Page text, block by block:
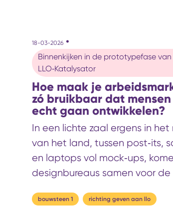
van Nederland. Het sluit aan
recente kabinetsvisie op een
toekomstbestendig LLO-
aanbevelingen uit het
om te investeren in talent,
en innovatie.
18-03-2026 •
Binnenkijken in de prototypefase
LLO‑Katalysator
Hoe maak je
zó bruikbaar dat mensen
echt gaan ontwikkelen?
In een lichte zaal ergens in het
van het land, tussen post‑its,
en laptops vol mock‑ups,
designbureaus samen voor de
LLO‑Katalysator. Het doel: hoe
bouwsteen 1 richting geven aan llo